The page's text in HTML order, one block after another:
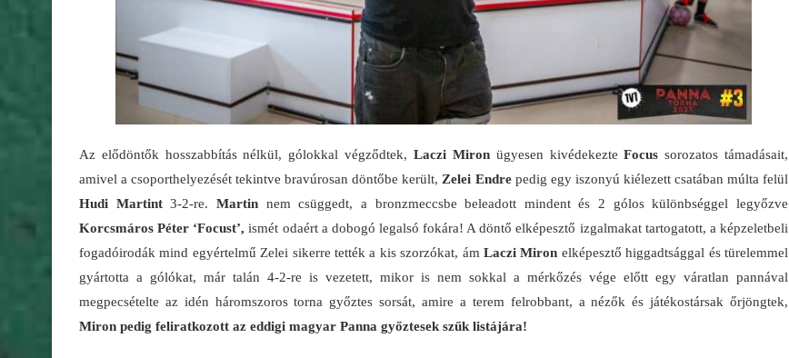
Az elődöntők hosszabbítás nélkül, gólokkal végződtek, Laczi Mironügyesen kivédekezteFocus sorozatos támadásait,
amivel a csoporthelyezését tekintve bravúrosan döntőbe került,Zelei Endrepedig egy iszonyú kiélezett csatában múlta felül
Hudi Martint3-2-re. Martinnem csüggedt, a bronzmeccsbe beleadott mindent és 2 gólos különbséggel legyőzve
Korcsmáros Péter ‘Focust’, ismét odaért a dobogó legalsó fokára! A döntő elképesztő izgalmakat tartogatott, a képzeletbeli
fogadóirodák mind egyértelmű Zelei sikerre tették a kis szorzókat, ámLaczi Miron elképesztő higgadtsággal és türelemmel
gyártotta a gólókat, már talán 4-2-re is vezetett, mikor is nem sokkal a mérkőzés vége előtt egy váratlan pannával
megpecsételte az idén háromszoros torna győztes sorsát, amire a terem felrobbant, a nézők és játékostársak őrjöngtek,
Miron pedig feliratkozott az eddigi magyar Panna győztesek szűk listájára!